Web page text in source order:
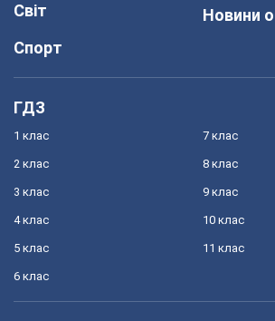
Світ
Спорт
Новини
ГДЗ
1 клас
2 клас
3 клас
4 клас
5 клас
6 клас
7 клас
8 клас
9 клас
10 клас
11 клас